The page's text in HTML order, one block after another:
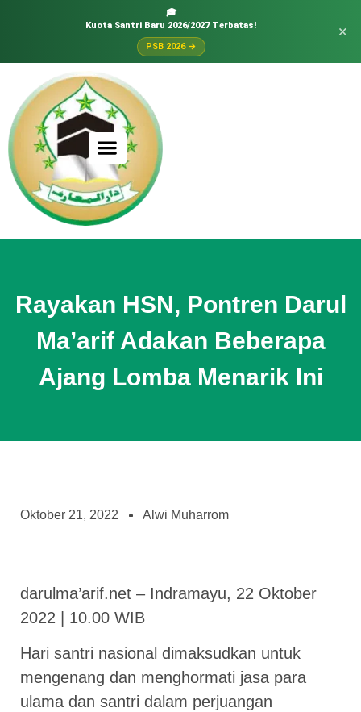
🎓
Kuota Santri Baru 2026/2027 Terbatas!
PSB 2026 →
×
Rayakan HSN, Pontren Darul
Ma’arif Adakan Beberapa
Ajang Lomba Menarik Ini
Oktober 21, 2022 Alwi Muharrom
darulma’arif.net – Indramayu, 22 Oktober
2022 | 10.00 WIB
Hari santri nasional dimaksudkan untuk
mengenang dan menghormati jasa para
ulama dan santri dalam perjuangan